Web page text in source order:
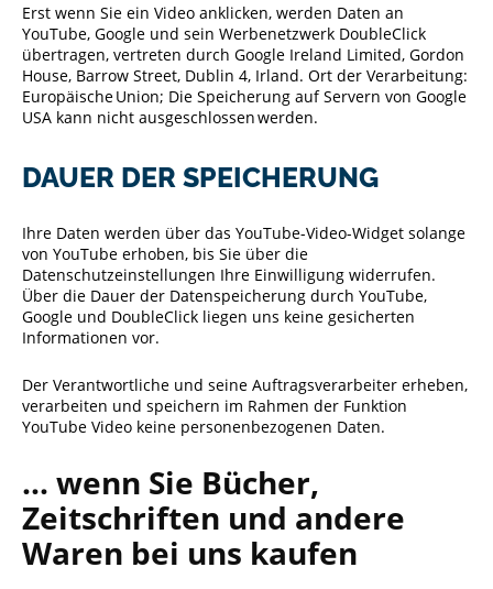
Erst wenn Sie ein Video anklicken, werden Daten an
YouTube, Google und sein Werbenetzwerk DoubleClick
übertragen, vertreten durch Google Ireland Limited, Gordon
House, Barrow Street, Dublin 4, Irland. Ort der Verarbeitung:
Europäische Union; Die Speicherung auf Servern von Google
USA kann nicht ausgeschlossen werden.
DAUER DER SPEICHERUNG
Ihre Daten werden über das YouTube-Video-Widget solange
von YouTube erhoben, bis Sie über die
Datenschutzeinstellungen Ihre Einwilligung widerrufen.
Über die Dauer der Datenspeicherung durch YouTube,
Google und DoubleClick liegen uns keine gesicherten
Informationen vor.
Der Verantwortliche und seine Auftragsverarbeiter erheben,
verarbeiten und speichern im Rahmen der Funktion
YouTube Video keine personenbezogenen Daten.
... wenn Sie Bücher,
Zeitschriften und andere
Waren bei uns kaufen